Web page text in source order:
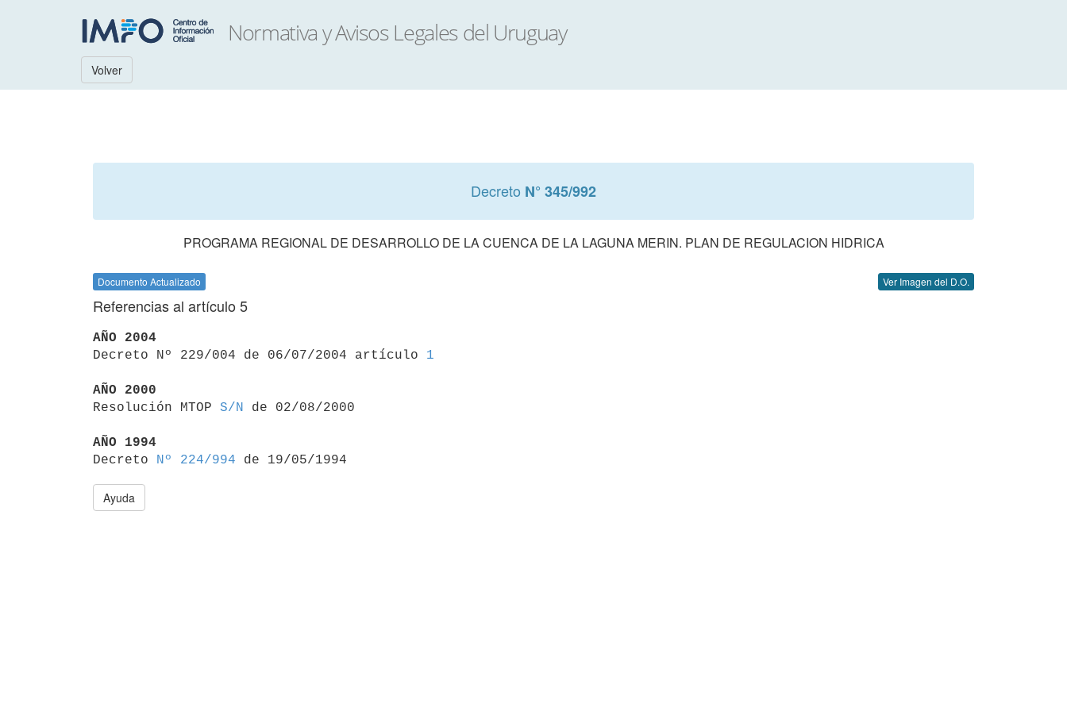
Volver
Decreto N° 345/992
PROGRAMA REGIONAL DE DESARROLLO DE LA CUENCA DE LA LAGUNA MERIN. PLAN DE REGULACION HIDRICA
Documento Actualizado Ver Imagen del D.O.
Referencias al artículo 5
AÑO 2004
Decreto Nº 229/004 de 06/07/2004 artículo 1
AÑO 2000
Resolución MTOP S/N de 02/08/2000
AÑO 1994
Decreto
Nº 224/994
Ayuda